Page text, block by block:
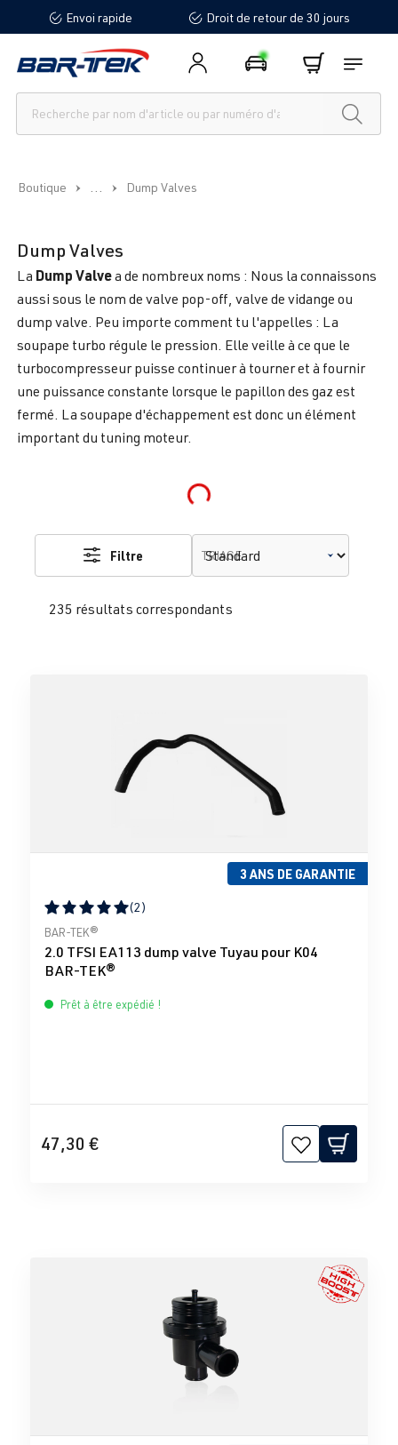
principalEnvoi rapide Droit de retour de 30 jours
Boutique ... Dump Valves
Dump Valves
La Dump Valvea de nombreux noms : Nous la connaissons
aussi sous le nom de valve pop-off, valve de vidange ou
dump valve. Peu importe comment tu l'appelles : La
soupape turbo régule le pression. Elle veille à ce que le
turbocompresseur puisse continuer à tourner et à fournir
une puissance constante lorsque le papillon des gaz est
fermé. La soupape d'échappement est donc un élément
important du tuning moteur.
Loading...
235 résultats correspondants
Filtre TRIAGE
3 ANS DE GARANTIE
Note moyenne de 5 sur 5 étoiles
(2)
BAR-TEK®
2.0 TFSI EA113 dump valve Tuyau pour K04
BAR-TEK®
Prêt à être expédié !
47,30 €